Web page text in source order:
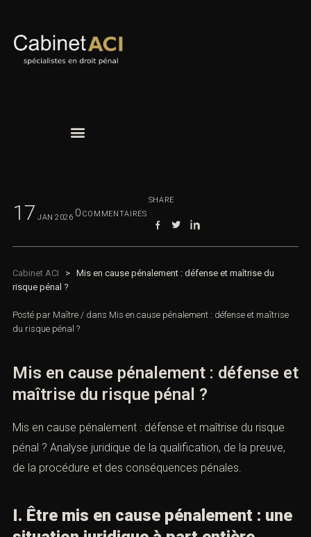
17 JAN 2026 0 COMMENTAIRES
SHARE
Cabinet ACI > Mis en cause pénalement : défense et maîtrise du
risque pénal ?
Posté par Maître / dans Mis en cause pénalement : défense et maîtrise
du risque pénal ?
Mis en cause pénalement : défense et
maîtrise du risque pénal ?
Mis en cause pénalement : défense et maîtrise du risque
pénal ? Analyse juridique de la qualification, de la preuve,
de la procédure et des conséquences pénales.
I. Être mis en cause pénalement : une